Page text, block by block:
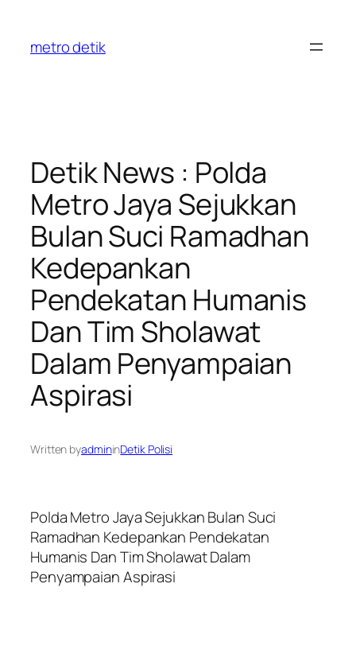
content
metro detik
Detik News : Polda
Metro Jaya Sejukkan
Bulan Suci Ramadhan
Kedepankan
Pendekatan Humanis
Dan Tim Sholawat
Dalam Penyampaian
Aspirasi
Written byadmininDetik Polisi
Polda Metro Jaya Sejukkan Bulan Suci
Ramadhan Kedepankan Pendekatan
Humanis Dan Tim Sholawat Dalam
Penyampaian Aspirasi